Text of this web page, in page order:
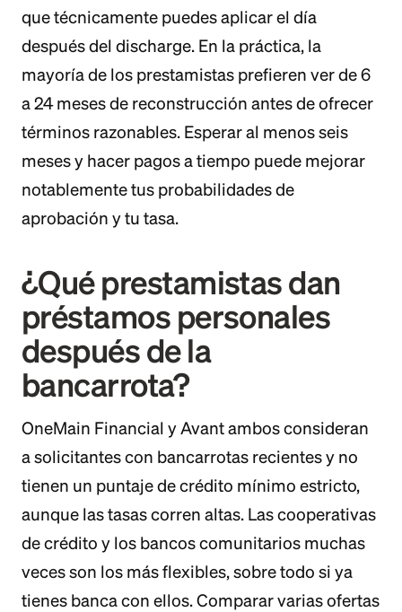
que técnicamente puedes aplicar el día
después del discharge. En la práctica, la
mayoría de los prestamistas prefieren ver de 6
a 24 meses de reconstrucción antes de ofrecer
términos razonables. Esperar al menos seis
meses y hacer pagos a tiempo puede mejorar
notablemente tus probabilidades de
aprobación y tu tasa.
¿Qué prestamistas dan
préstamos personales
después de la
bancarrota?
OneMain Financial y Avant ambos consideran
a solicitantes con bancarrotas recientes y no
tienen un puntaje de crédito mínimo estricto,
aunque las tasas corren altas. Las cooperativas
de crédito y los bancos comunitarios muchas
veces son los más flexibles, sobre todo si ya
tienes banca con ellos. Comparar varias ofertas